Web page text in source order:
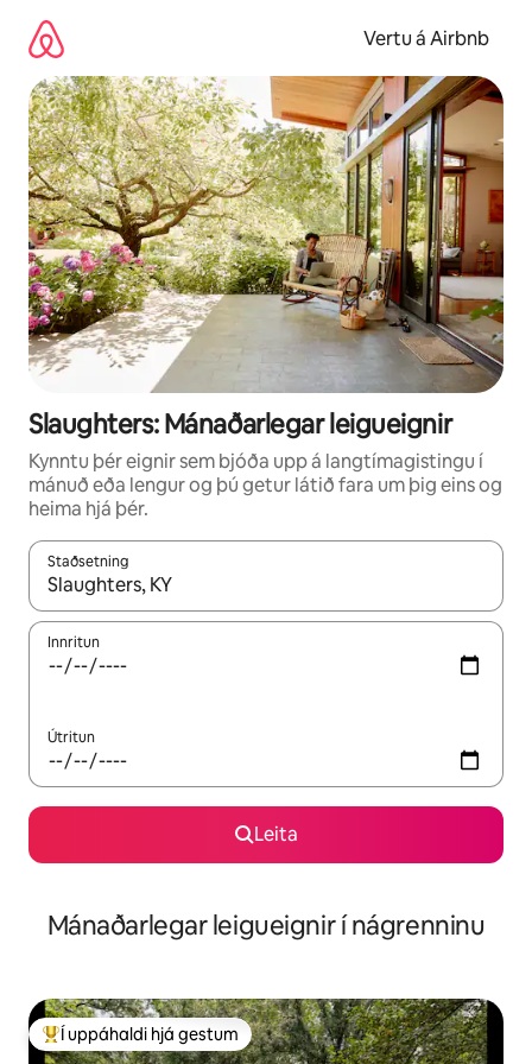
beint
Vertu á Airbnb
Slaughters: Mánaðarlegar leigueignir
Kynntu þér eignir sem bjóða upp á langtímagistingu í
mánuð eða lengur og þú getur látið fara um þig eins og
heima hjá þér.
Staðsetning
Þegar niðurstöður liggja fyrir skaltu nota upp og niður
Innritun
Útritun
Leita
Mánaðarlegar leigueignir í nágrenninu
Í mestu uppáhaldi hjá gestum
Í uppáhaldi hjá gestum